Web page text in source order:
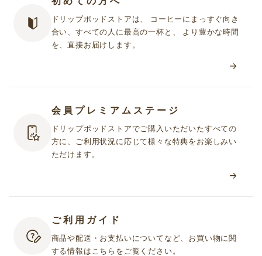
ドリップポッドストアは、 コーヒーにまっすぐ向き
合い、すべての人に最高の一杯と、 より豊かな時間
を、直接お届けします。
会員プレミアムステージ
ドリップポッドストアでご購入いただいたすべての
方に、ご利用状況に応じて様々な特典をお楽しみい
ただけます。
ご利用ガイド
商品や配送・お支払いについてなど、お買い物に関
する情報はこちらをご覧ください。